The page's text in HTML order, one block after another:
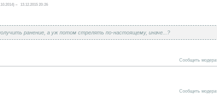
13.12.2015 20:26
ранение, а уж потом стрелять по-настоящему, иначе...?
Сообщить
Сообщить